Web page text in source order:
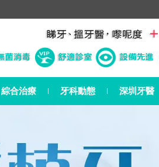
綜合治療 牙科動態 深圳牙醫